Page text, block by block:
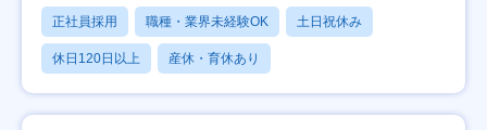
正社員採用 職種・業界未経験OK 土日祝休み
休日120日以上 産休・育休あり